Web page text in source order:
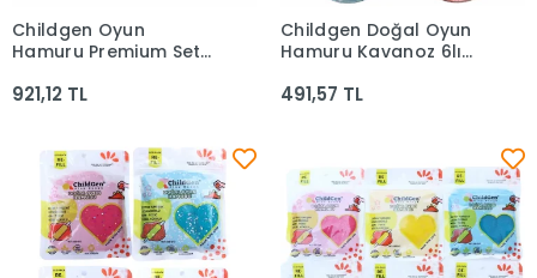
Sepete Ekle
Childgen Oyun
Hamuru Premium Set
921,12 TL
Sepete Ekle
Childgen Doğal Oyun
Hamuru Kavanoz 6lı
491,57 TL